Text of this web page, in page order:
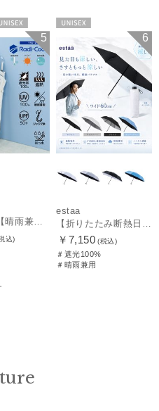
5
込)
6
estaa
【折りたたみ断熱日傘】エスタ (estaa) ハニカム断熱パラソル 60㎝ 折りたたみ傘 晴雨兼用 一級遮光 UV
￥7,150 (税込)
＃遮光100%
＃晴雨兼用